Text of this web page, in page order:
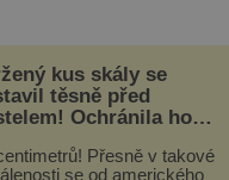
kus skály se
těsně před
Ochránila ho
Přesně v takové
se od amerického